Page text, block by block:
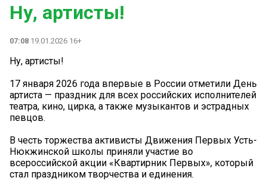
Ну, артисты!
07:08 19.01.2026 16+
Ну, артисты!
17 января 2026 года впервые в России отметили День
артиста — праздник для всех российских исполнителей
театра, кино, цирка, а также музыкантов и эстрадных
певцов.
В честь торжества активисты Движения Первых Усть-
Нюкжинской школы приняли участие во
всероссийской акции «Квартирник Первых», который
стал праздником творчества и единения.